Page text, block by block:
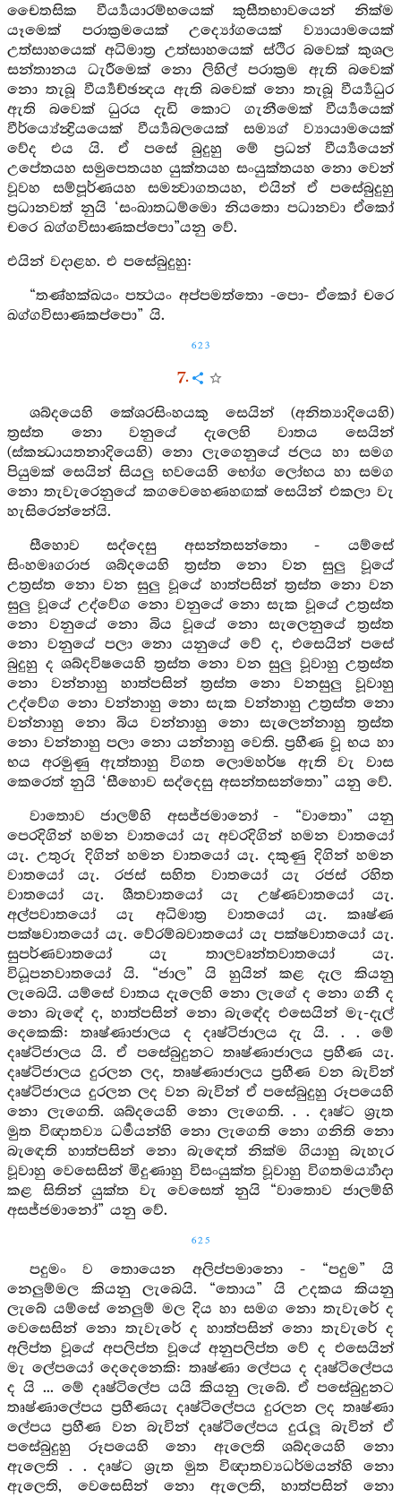
චෛතසික වීර්‍ය්‍යයාරම්භයෙක් කුසීතභාවයෙන් නික්ම
යෑමෙක් පරාක්‍රමයෙක් උද්‍යෝගයෙක් ව්‍යායාමයෙක්
උත්සාහයෙක් අධිමාත්‍ර උත්සාහයෙක් ස්ථිර බවෙක් කුශල
සන්තානය ධැරීමෙක් නො ලිහිල් පරාක්‍රම ඇති බවෙක්
නො තැබූ වීර්‍ය්‍යච්ඡන්‍දය ඇති බවෙක් නො තැබූ වීර්‍ය්‍යධුර
ඇති බවෙක් ධුරය දැඩි කොට ගැනීමෙක් වීර්‍ය්‍යයෙක්
වීර්ය්‍යේන්‍ද්‍රියයෙක් වීර්‍ය්‍යබලයෙක් සම්‍යග් ව්‍යායාමයෙක්
වේද එය යි. ඒ පසේ බුදුහු මේ ප්‍රධන් වීර්‍ය්‍යයෙන්
උපේතයහ සමුපෙතයහ යුක්තයහ සංයුක්තයහ නො වෙන්
වූවහ සම්පූර්ණයහ සමන්‍වාගතයහ, එයින් ඒ පසේබුදුහු
ප්‍රධානවත් නුයි ‘සංඛාතධම්මො නියතො පධානවා ඒකෝ
චරෙ ඛග්ගවිසාණකප්පො”යනු වේ.
එයින් වදාළහ. එ පසේබුදුහු:
“තණ්හක්ඛයං පත්‍ථයං අප්පමත්තො -පො- ඒකෝ චරෙ
ඛග්ගවිසාණකප්පො” යි.
623
7.
ශබ්දයෙහි කේශරසිංහයකු සෙයින් (අනිත්‍යාදියෙහි)
ත්‍රස්ත නො වනුයේ දැලෙහි වාතය සෙයින්
(ස්කන්‍ධායතනාදියෙහි) නො ලැගෙනුයේ ජලය හා සමග
පියුමක් සෙයින් සියලු භවයෙහි භෝග ලෝභය හා සමග
නො තැවැරෙනුයේ කගවෙහෙණහඟක් සෙයින් එකලා වැ
හැසිරෙන්නේයි.
සීහොව සද්දෙසු අසන්තසන්තො - යම්සේ
සිංහමෘගරාජ ශබ්දයෙහි ත්‍රස්ත නො වන සුලු වූයේ
උත්‍රස්ත නො වන සුලු වූයේ හාත්පසින් ත්‍රස්ත නො වන
සුලු වූයේ උද්වේග නො වනුයේ නො සැක වූයේ උත්‍රස්ත
නො වනුයේ නො බිය වූයේ නො සැලෙනුයේ ත්‍රස්ත
නො වනුයේ පලා නො යනුයේ වේ ද, එසෙයින් පසේ
බුදුහු ද ශබ්දවිෂයෙහි ත්‍රස්ත නො වන සුලු වූවාහු උත්‍රස්ත
නො වන්නාහු හාත්පසින් ත්‍රස්ත නො වනසුලු වූවාහු
උද්වේග නො වන්නාහු නො සැක වන්නාහු උත්‍රස්ත නො
වන්නාහු නො බිය වන්නාහු නො සැලෙන්නාහු ත්‍රස්ත
නො වන්නාහු පලා නො යන්නාහු වෙති. ප්‍රහීණ වූ භය හා
භය අරමුණු ඇත්තාහු විගත ලොමහර්ෂ ඇති වැ වාස
කෙරෙත් නුයි ‘සීහොව සද්දෙසු අසන්තසන්තො” යනු වේ.
වාතොව ජාලම්හි අසජ්ජමානෝ - “වාතො” යනු
පෙරදිගින් හමන වාතයෝ යැ අවරදිගින් හමන වාතයෝ
යැ. උතුරු දිගින් හමන වාතයෝ යැ. දකුණු දිගින් හමන
වාතයෝ යැ. රජස් සහිත වාතයෝ යැ රජස් රහිත
වාතයෝ යැ. ශීතවාතයෝ යැ උෂ්ණවාතයෝ යැ.
අල්පවාතයෝ යැ අධිමාත්‍ර වාතයෝ යැ. කෘෂ්ණ
පක්ෂවාතයෝ යැ. වේරම්බවාතයෝ යැ පක්ෂවාතයෝ යැ.
සුපර්ණවාතයෝ යැ තාලවෘන්තවාතයෝ යැ.
විධූපනවාතයෝ යි. “ජාල” යි හුයින් කළ දැල කියනු
ලැබෙයි. යම්සේ වාතය දැලෙහි නො ලැගේ ද නො ගනී ද
නො බැඳේ ද, හාත්පසින් නො බැඳේද එසෙයින් මැ-දැල්
දෙකෙකි: තෘෂ්ණාජාලය ද දෘෂ්ටිජාලය දැ යි. . . මේ
දෘෂ්ටිජාලය යි. ඒ පසේබුදුනට තෘෂ්ණාජාලය ප්‍රහීණ යැ.
දෘෂ්ටිජාලය දුරලන ලද, තෘෂ්ණාජාලය ප්‍රහීණ වන බැවින්
දෘෂ්ටිජාලය දුරලන ලද වන බැවින් ඒ පසේබුදුහු රූපයෙහි
නො ලැගෙති. ශබ්දයෙහි නො ලැගෙති. . . දෘෂ්ට ශ්‍රැත
මුත විඥාතව්‍ය ධර්‍මයන්හි නො ලැගෙති නො ගනිති නො
බැඳෙති හාත්පසින් නො බැඳෙත් නික්ම ගියාහු බැහැර
වූවාහු වෙසෙසින් මිදුණාහු විසංයුක්ත වූවාහු විගතමර්‍ය්‍යාදා
කළ සිතින් යුක්ත වැ වෙසෙත් නුයි “වාතොව ජාලම්හි
අසජ්ජමානෝ” යනු වේ.
625
පදුමං ව තොයෙන අලිප්පමානො - “පදුම” යි
නෙලුම්මල කියනු ලැබෙයි. “තොය” යි උදකය කියනු
ලැබේ යම්සේ නෙලුම් මල දිය හා සමග නො තැවැරේ ද
වෙසෙසින් නො තැවැරේ ද හාත්පසින් නො තැවැරේ ද
අලිප්ත වූයේ අපලිප්ත වූයේ අනුපලිප්ත වේ ද එසෙයින්
මැ ලේපයෝ දෙදෙනෙකි: තෘෂ්ණා ලේපය ද දෘෂ්ටිලේපය
ද යි ... මේ දෘෂ්ටිලේප යයි කියනු ලැබේ. ඒ පසේබුදුනට
තෘෂ්ණාලේපය ප්‍රහීණයැ දෘෂ්ටිලේපය දුරලන ලද තෘෂ්ණා
ලේපය ප්‍රහීණ වන බැවින් දෘෂ්ටිලේපය දුරැලූ බැවින් ඒ
පසේබුදුහු රූපයෙහි නො ඇලෙති ශබ්දයෙහි නො
ඇලෙති . . දෘෂ්ට ශ්‍රැත මුත විඥාතව්‍යධර්මයන්හි නො
ඇලෙති, වෙසෙසින් නො ඇලෙති, හාත්පසින් නො